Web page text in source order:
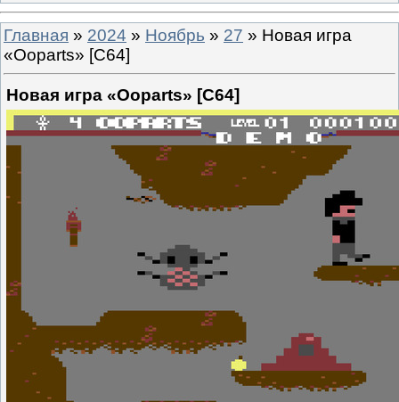
Главная » 2024 » Ноябрь » 27 » Новая игра
«Ooparts» [C64]
Новая игра «Ooparts» [C64]